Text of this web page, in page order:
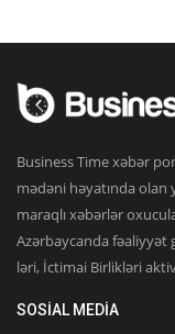
Business Time xəbər
mədəni həyatında
maraqlı xəbərlər
Azərbaycanda fəaliyyət
ləri, İctimai Birlikləri
SOSIAL MEDIA